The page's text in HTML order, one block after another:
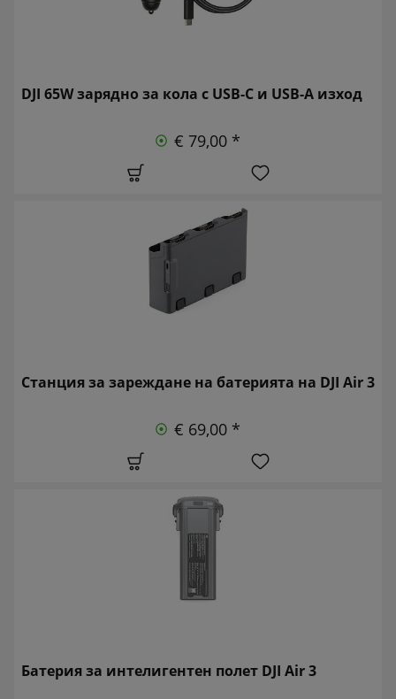
DJI 65W зарядно за кола с USB-C и USB-A изход
€ 79,00 *
Станция за зареждане на батерията на DJI Air 3
€ 69,00 *
Батерия за интелигентен полет DJI Air 3